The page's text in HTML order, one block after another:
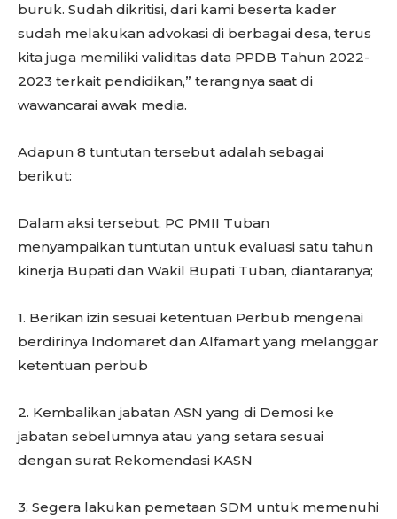
buruk. Sudah dikritisi, dari kami beserta kader
sudah melakukan advokasi di berbagai desa, terus
kita juga memiliki validitas data PPDB Tahun 2022-
2023 terkait pendidikan,” terangnya saat di
wawancarai awak media.
Adapun 8 tuntutan tersebut adalah sebagai
berikut:
Dalam aksi tersebut, PC PMII Tuban
menyampaikan tuntutan untuk evaluasi satu tahun
kinerja Bupati dan Wakil Bupati Tuban, diantaranya;
1. Berikan izin sesuai ketentuan Perbub mengenai
berdirinya Indomaret dan Alfamart yang melanggar
ketentuan perbub
2. Kembalikan jabatan ASN yang di Demosi ke
jabatan sebelumnya atau yang setara sesuai
dengan surat Rekomendasi KASN
3. Segera lakukan pemetaan SDM untuk memenuhi